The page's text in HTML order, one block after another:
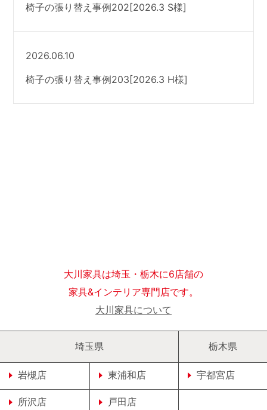
椅子の張り替え事例202[2026.3 S様]
2026.06.10
椅子の張り替え事例203[2026.3 H様]
大川家具は埼玉・栃木に6店舗の
家具&インテリア専門店です。
大川家具について
埼玉県
岩槻店 東浦和店
所沢店 戸田店
栃木県
宇都宮店